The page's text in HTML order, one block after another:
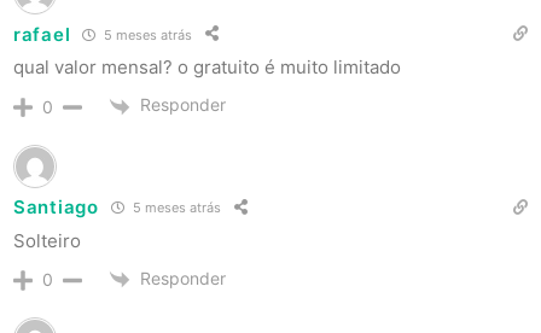
rafael 5 meses atrás
qual valor mensal? o gratuito é muito limitado
0 Responder
Santiago 5 meses atrás
Solteiro
0 Responder